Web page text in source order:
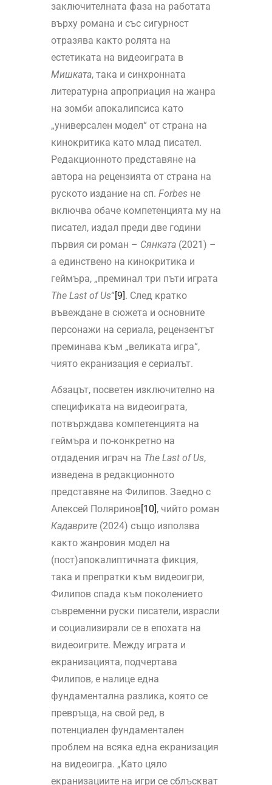
заключителната фаза на работата
върху романа и със сигурност
отразява както ролята на
естетиката на видеоиграта в
Мишката, така и синхронната
литературна апроприация на жанра
на зомби апокалипсиса като
„универсален модел“ от страна на
кинокритика като млад писател.
Редакционното представяне на
автора на рецензията от страна на
руското издание на сп. Forbesне
включва обаче компетенцията му на
писател, издал преди две години
първия си роман – Сянката(2021) –
а единствено на кинокритика и
геймъра, „преминал три пъти играта
The Last of Us“[9] . След кратко
въвеждане в сюжета и основните
персонажи на сериала, рецензентът
преминава към „великата игра“,
чиято екранизация е сериалът.
Абзацът, посветен изключително на
спецификата на видеоиграта,
потвърждава компетенцията на
геймъра и по-конкретно на
отдадения играч на The Last of Us,
изведена в редакционното
представяне на Филипов. Заедно с
Алексей Поляринов[10] , чийто роман
Кадаврите(2024) също използва
както жанровия модел на
(пост)апокалиптичната фикция,
така и препратки към видеоигри,
Филипов спада към поколението
съвременни руски писатели, израсли
и социализирали се в епохата на
видеоигрите. Между играта и
екранизацията, подчертава
Филипов, е налице една
фундаментална разлика, която се
превръща, на свой ред, в
потенциален фундаментален
проблем на всяка една екранизация
на видеоигра. „Като цяло
екранизациите на игри се сблъскват